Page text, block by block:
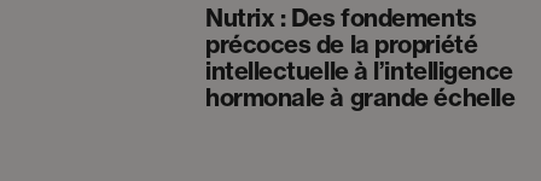
Nutrix : Des fondements
précoces de la propriété
intellectuelle à l’intelligence
hormonale à grande échelle